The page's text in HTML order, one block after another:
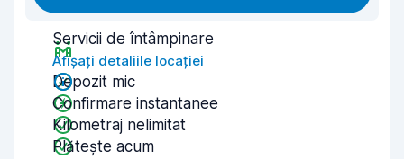
Servicii de întâmpinare
Afișați detaliile locației
Depozit mic
Confirmare instantanee
Kilometraj nelimitat
Plătește acum